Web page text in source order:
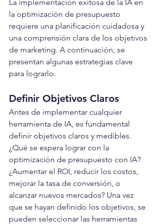
La implementación exitosa de la IA en
la optimización de presupuesto
requiere una planificación cuidadosa y
una comprensión clara de los objetivos
de marketing. A continuación, se
presentan algunas estrategias clave
para lograrlo.
Definir Objetivos Claros
Antes de implementar cualquier
herramienta de IA, es fundamental
definir objetivos claros y medibles.
¿Qué se espera lograr con la
optimización de presupuesto con IA?
¿Aumentar el ROI, reducir los costos,
mejorar la tasa de conversión, o
alcanzar nuevos mercados? Una vez
que se hayan definido los objetivos, se
pueden seleccionar las herramientas